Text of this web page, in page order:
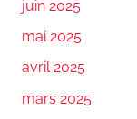
juin 2025
mai 2025
avril 2025
mars 2025